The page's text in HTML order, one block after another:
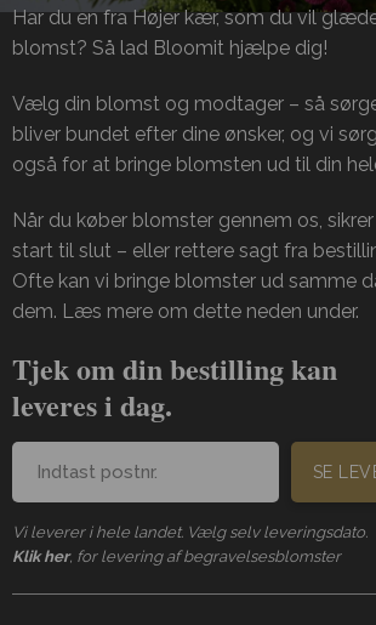
Har du en fra Højer kær, som du vil
blomst? Så lad Bloomit hjælpe dig!
Vælg din blomst og modtager – så
bliver bundet efter dine ønsker, og vi
også for at bringe blomsten ud til din
Når du køber blomster gennem os,
start til slut – eller rettere sagt fra
Ofte kan vi bringe blomster ud samme
dem. Læs mere om dette neden under.
Tjek om din bestilling kan
leveres i dag.
SE
Vi leverer i hele landet. Vælg selv leveringsdato.
Klik her, for levering af begravelsesblomster